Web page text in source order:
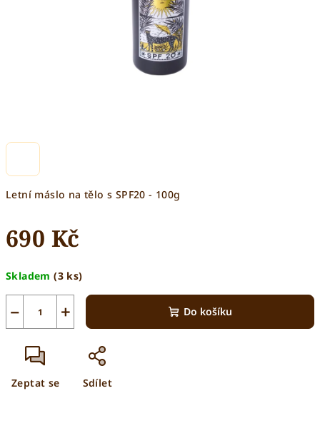
Letní máslo na tělo s SPF20 - 100g
690 Kč
cena:
Skladem(3 ks)
+
− Do košíku
Zeptat se Sdílet